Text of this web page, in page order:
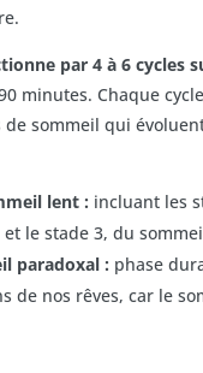
par 4 à 6 cycles
minutes. Chaque
sommeil qui
lent : incluant les
le stade 3, du
paradoxal : phase
de nos rêves, car le